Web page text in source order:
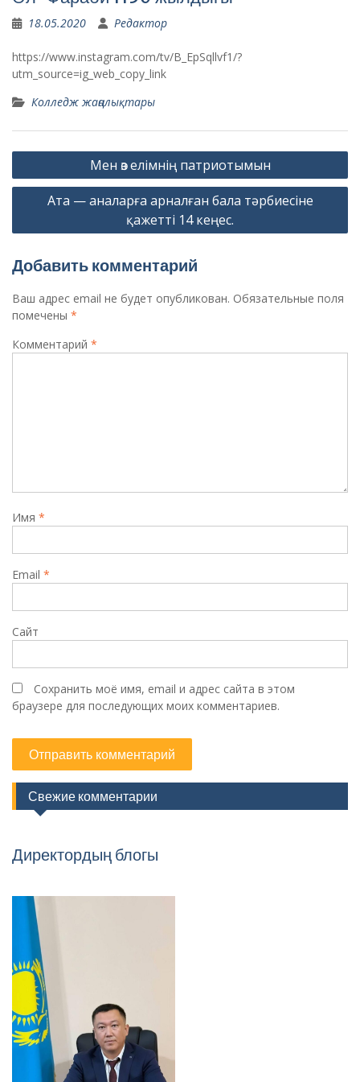
18.05.2020 Редактор
https://www.instagram.com/tv/B_EpSqllvf1/?
utm_source=ig_web_copy_link
Колледж жаңалықтары
Навигация
по
записям
Мен өз елімнің патриотымын
Ата — аналарға арналған бала тəрбиесіне
қажетті 14 кеңес.
Добавить комментарий
Ваш адрес email не будет опубликован. Обязательные поля
помечены *
Комментарий *
Имя *
Email *
Сайт
Сохранить моё имя, email и адрес сайта в этом
браузере для последующих моих комментариев.
Свежие комментарии
Директордың блогы